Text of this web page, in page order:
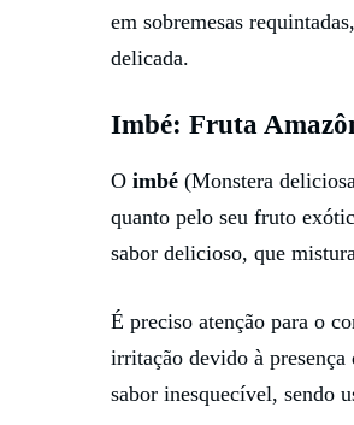
em sobremesas
delicada.
Imbé: Fruta
O imbé (Monstera
quanto pelo seu fruto
sabor delicioso, que
É preciso atenção para o
irritação devido à
sabor inesquecível, sendo